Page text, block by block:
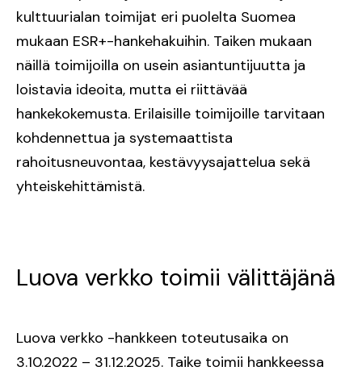
kulttuurialan toimijat eri puolelta Suomea
mukaan ESR+-hankehakuihin. Taiken mukaan
näillä toimijoilla on usein asiantuntijuutta ja
loistavia ideoita, mutta ei riittävää
hankekokemusta. Erilaisille toimijoille tarvitaan
kohdennettua ja systemaattista
rahoitusneuvontaa, kestävyysajattelua sekä
yhteiskehittämistä.
Luova verkko toimii välittäjänä
Luova verkko -hankkeen toteutusaika on
3.10.2022 – 31.12.2025. Taike toimii hankkeessa